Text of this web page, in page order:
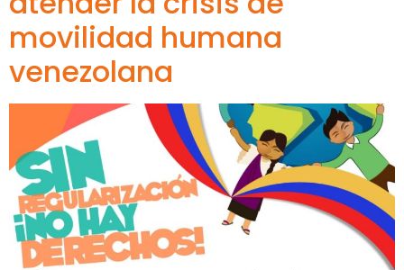
movilidad humana
venezolana